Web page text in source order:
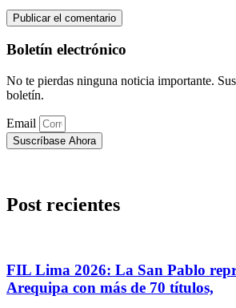
Boletín electrónico
No te pierdas ninguna noticia importante.
boletín.
Email
Suscríbase Ahora
Post recientes
FIL Lima 2026: La San Pablo
Arequipa con más de 70 títulos,